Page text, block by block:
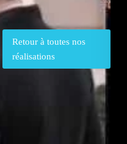
Retour à toutes nos
réalisations